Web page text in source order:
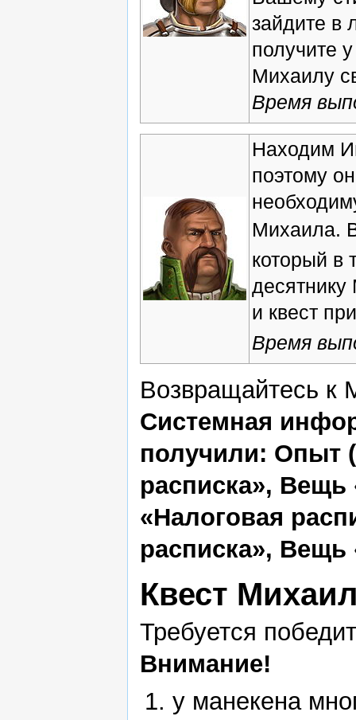
зайдите в
получите
Михаилу
Время
Находим
поэтому
Михаила.
который в
десятнику
и квест
Время
Возвращайтесь к
Системная
получили: Опыт
расписка», Вещь
«Налоговая
расписка», Вещь
Квест
Требуется
Внимание!
у манекена